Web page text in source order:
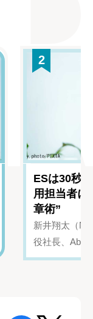
2
ESは30秒
用担当者に
章術”
新井翔太（
役社長、